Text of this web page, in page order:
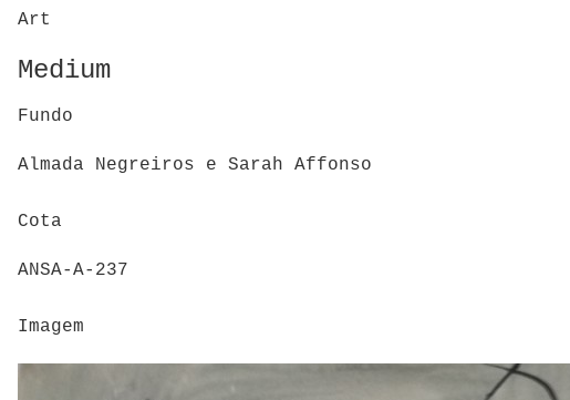
Art
Medium
Fundo
Almada Negreiros e Sarah Affonso
Cota
ANSA-A-237
Imagem